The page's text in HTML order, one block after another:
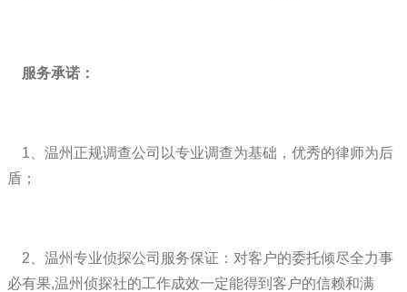
服务承诺：
1、温州正规调查公司以专业调查为基础，优秀的律师为后
盾；
2、温州专业侦探公司服务保证：对客户的委托倾尽全力事
必有果,温州侦探社的工作成效一定能得到客户的信赖和满